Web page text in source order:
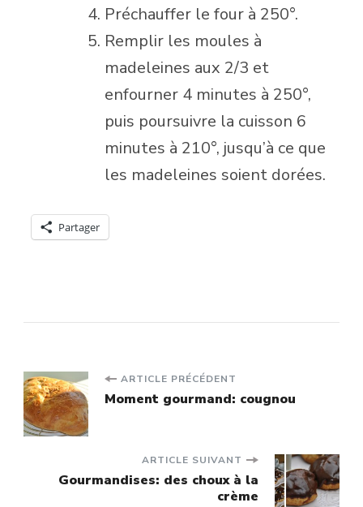
Préchauffer le four à 250°.
Remplir les moules à
madeleines aux 2/3 et
enfourner 4 minutes à 250°,
puis poursuivre la cuisson 6
minutes à 210°, jusqu’à ce que
les madeleines soient dorées.
Partager
Navigation
d'article
ARTICLE PRÉCÉDENT
Moment gourmand: cougnou
ARTICLE SUIVANT
Gourmandises: des choux à la
crème